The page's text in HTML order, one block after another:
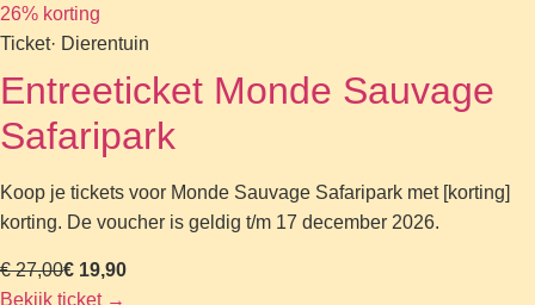
26% korting
Ticket· Dierentuin
Entreeticket Monde Sauvage
Safaripark
Koop je tickets voor Monde Sauvage Safaripark met [korting]
korting. De voucher is geldig t/m 17 december 2026.
€ 27,00€ 19,90
Bekijk ticket →